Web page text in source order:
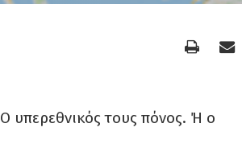
υπερεθνικός τους πόνος. Ή ο